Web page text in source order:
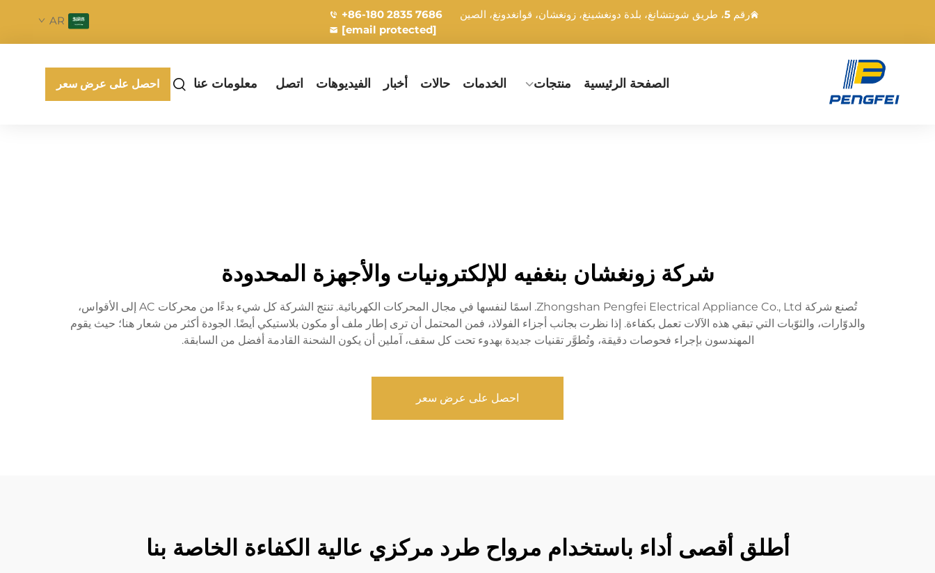
رقم 5، طريق شونتشانغ، بلدة دونغشينغ، زونغشان، قوانغدونغ، الصين
+86-180 2835 7686
[email protected]
AR
الصفحة الرئيسية منتجات الخدمات حالات أخبار الفيديوهات اتصل معلومات عنا احصل على عرض سعر
شركة زونغشان بنغفيه للإلكترونيات والأجهزة المحدودة
تُصنع شركة Zhongshan Pengfei Electrical Appliance Co., Ltd. اسمًا لنفسها في مجال المحركات الكهربائية. تنتج الشركة كل شيء بدءًا من محركات AC إلى الأقواس،
والدوّارات، والثوّبات التي تبقي هذه الآلات تعمل بكفاءة. إذا نظرت بجانب أجزاء الفولاذ، فمن المحتمل أن ترى إطار ملف أو مكون بلاستيكي أيضًا. الجودة أكثر من شعار هنا؛ حيث يقوم
المهندسون بإجراء فحوصات دقيقة، وتُطوَّر تقنيات جديدة بهدوء تحت كل سقف، آملين أن يكون الشحنة القادمة أفضل من السابقة.
احصل على عرض سعر
أطلق أقصى أداء باستخدام مرواح طرد مركزي عالية الكفاءة الخاصة بنا